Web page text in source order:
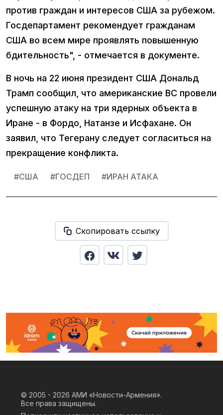
против граждан и интересов США за рубежом.
Госдепартамент рекомендует гражданам
США во всем мире проявлять повышенную
бдительность", - отмечается в документе.
В ночь на 22 июня президент США Дональд
Трамп сообщил, что американские ВС провели
успешную атаку на три ядерных объекта в
Иране - в Фордо, Натанзе и Исфахане. Он
заявил, что Тегерану следует согласиться на
прекращение конфликта.
#США #ГОСДЕП #ИРАН АТАКА
Скопировать ссылку
© 2005 - 2026 АМИ «Новости-Армения».
Все права защищены.